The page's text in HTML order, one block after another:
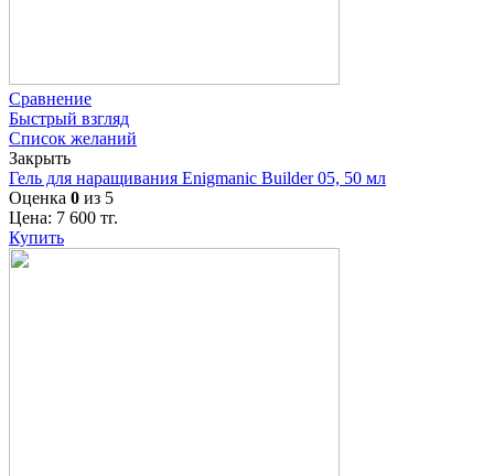
Сравнение
Быстрый взгляд
Список желаний
Закрыть
Гель для наращивания Enigmanic Builder 05, 50 мл
Оценка 0 из 5
Цена: 7 600 тг.
Купить